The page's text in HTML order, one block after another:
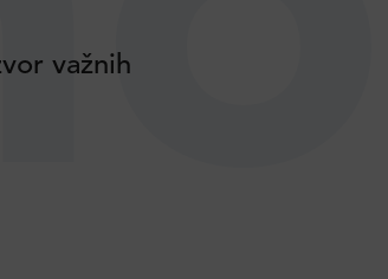
važnih